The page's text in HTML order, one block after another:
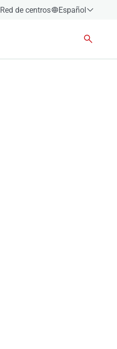
Red de centros
Español